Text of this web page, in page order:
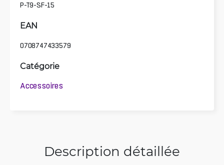
P-T9-SF-15
EAN
0708747433579
Catégorie
Accessoires
Description détaillée